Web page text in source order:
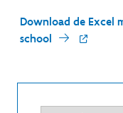
Download de Excel
school